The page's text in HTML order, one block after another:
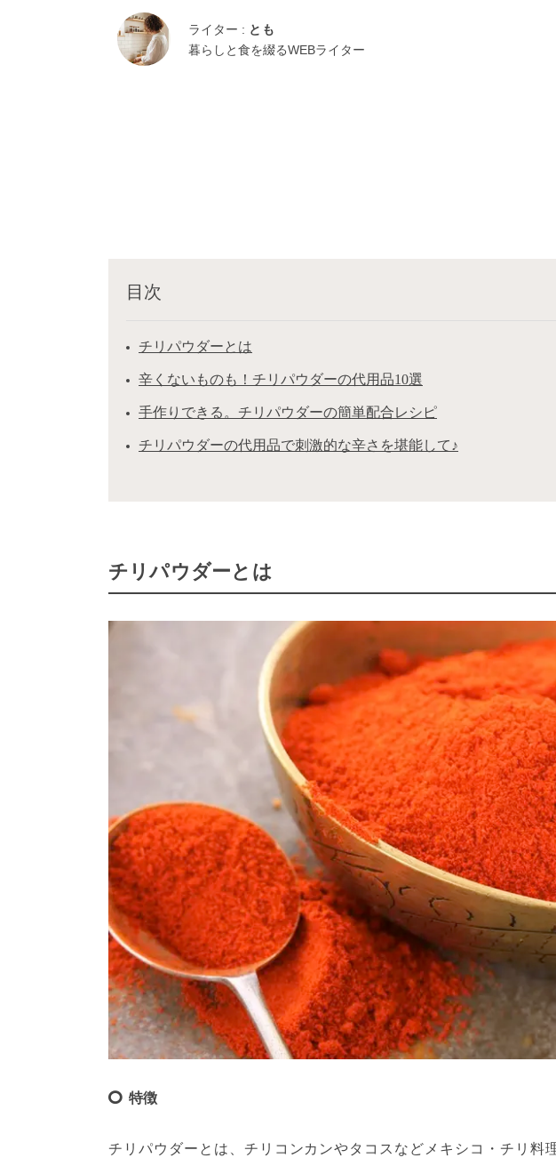
ライター : とも
暮らしと食を綴るWEBライター
目次
チリパウダーとは
辛くないものも！チリパウダーの代用品10選
手作りできる。チリパウダーの簡単配合レシピ
チリパウダーの代用品で刺激的な辛さを堪能して♪
チリパウダーとは
特徴
チリパウダーとは、チリコンカンやタコスなどメキシコ・チリ料